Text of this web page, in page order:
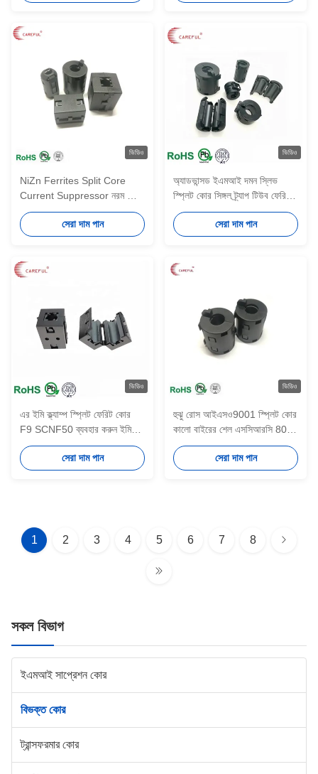
ভিডিও
NiZn Ferrites Split Core
Current Suppressor নরম স্মার্ট
হোম অ্যাপ্লায়েন্স ফেরিট ফিল্টার
সেরা দাম পান
ভিডিও
অ্যাডভান্সড ইএমআই দমন স্লিভ
স্প্লিট কোর সিঙ্গল ট্র্যাপ টিউব ফেরিট
কোর ক্ল্যাম্প টাইপ 1330B
সেরা দাম পান
ভিডিও
এর ইমি ক্ল্যাম্প স্প্লিট ফেরিট কোর
F9 SCNF50 ব্যবহার করুন ইমি
দমনের জন্য সাবধানে 10pcs
বিনামূল্যে নমুনাসেরা দাম পান
ভিডিও
হুঝু রোস আইএসও9001 স্প্লিট কোর
কালো বাইরের শেল এসসিআরসি 80
নিজেন ক্যাবল ফেরাইট কোর
সেরা দাম পান
1 2 3 4 5 6 7 8
সকল বিভাগ
ইএমআই সাপ্রেশন কোর
বিভক্ত কোর
ট্রান্সফরমার কোর